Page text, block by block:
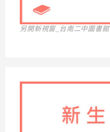
另開新視窗_台南二中圖書館